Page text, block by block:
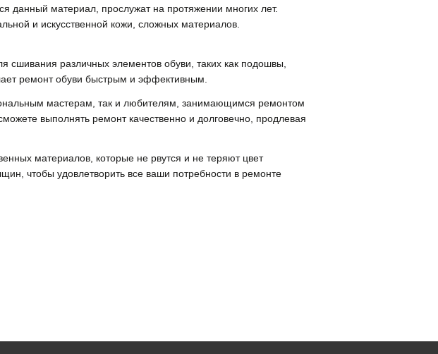
данный материал, прослужат на протяжении многих лет.
и искусственной кожи, сложных материалов.
сшивания различных элементов обуви, таких как подошвы,
ремонт обуви быстрым и эффективным.
мастерам, так и любителям, занимающимся ремонтом
выполнять ремонт качественно и долговечно, продлевая
материалов, которые не рвутся и не теряют цвет
чтобы удовлетворить все ваши потребности в ремонте